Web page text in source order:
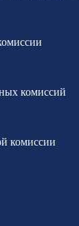
комиссий
комиссии